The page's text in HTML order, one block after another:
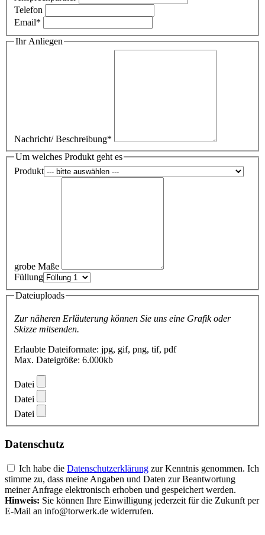
Telefon
Email*
Ihr Anliegen
Nachricht/ Beschreibung*
Um welches Produkt geht es
Produkt
grobe Maße
Füllung
Dateiuploads
Zur näheren Erläuterung können Sie uns eine Grafik oder
Skizze mitsenden.
Erlaubte Dateiformate: jpg, gif, png, tif, pdf
Max. Dateigröße: 6.000kb
Datei
Datei
Datei
Datenschutz
Ich habe die Datenschutzerklärung zur Kenntnis genommen. Ich
stimme zu, dass meine Angaben und Daten zur Beantwortung
meiner Anfrage elektronisch erhoben und gespeichert werden.
Hinweis: Sie können Ihre Einwilligung jederzeit für die Zukunft per
E-Mail an info@torwerk.de widerrufen.